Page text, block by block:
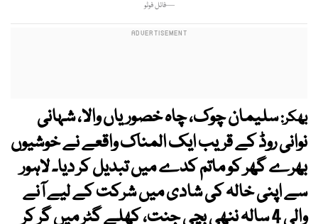
—فائل فوٹو
بھکر:سلیمان چوک، چاہ خصوریاں والا، شہانی
نوانی روڈ کے قریب ایک المناک واقعے نے خوشیوں
بھرے گھر کو ماتم کدے میں تبدیل کر دیا۔ لاہور
سے اپنی خالہ کی شادی میں شرکت کے لیے آنے
والی 4 سالہ ننھی بچی جنت، کھلے گٹر میں گر کر